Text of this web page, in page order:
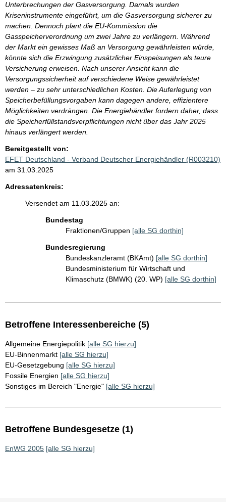
Unterbrechungen der Gasversorgung. Damals wurden
Kriseninstrumente eingeführt, um die Gasversorgung sicherer zu
machen. Dennoch plant die EU-Kommission die
Gasspeicherverordnung um zwei Jahre zu verlängern. Während
der Markt ein gewisses Maß an Versorgung gewährleisten würde,
könnte sich die Erzwingung zusätzlicher Einspeisungen als teure
Versicherung erweisen. Nach unserer Ansicht kann die
Versorgungssicherheit auf verschiedene Weise gewährleistet
werden – zu sehr unterschiedlichen Kosten. Die Auferlegung von
Speicherbefüllungsvorgaben kann dagegen andere, effizientere
Möglichkeiten verdrängen. Die Energiehändler fordern daher, dass
die Speicherfüllstandsverpflichtungen nicht über das Jahr 2025
hinaus verlängert werden.
Bereitgestellt von:
EFET Deutschland - Verband Deutscher Energiehändler (R003210)
am 31.03.2025
Adressatenkreis:
Versendet am 11.03.2025 an:
Bundestag
Fraktionen/Gruppen [alle SG dorthin]
Bundesregierung
Bundeskanzleramt (BKAmt) [alle SG dorthin]
Bundesministerium für Wirtschaft und
Klimaschutz (BMWK) (20. WP) [alle SG dorthin]
Betroffene Interessenbereiche (5)
Allgemeine Energiepolitik [alle SG hierzu]
EU-Binnenmarkt [alle SG hierzu]
EU-Gesetzgebung [alle SG hierzu]
Fossile Energien [alle SG hierzu]
Sonstiges im Bereich "Energie" [alle SG hierzu]
Betroffene Bundesgesetze (1)
EnWG 2005 [alle SG hierzu]